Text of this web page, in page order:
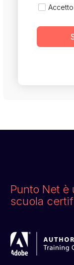
Punto Net è
scuola